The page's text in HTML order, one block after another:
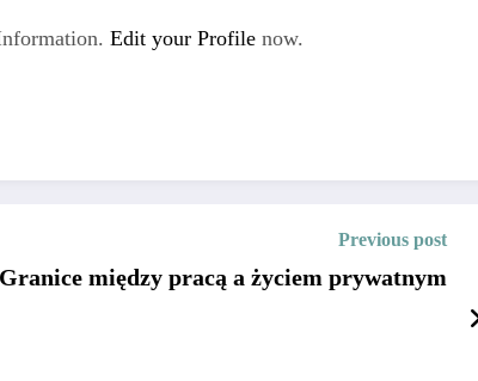
Edit your Profile now.
Previous post
Granice między pracą a życiem prywatnym